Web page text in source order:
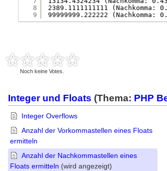
8
9
2389.1111111111 (Nachkomma:
99999999.222222 (Nachkomma:
Noch keine Votes.
Integer und Floats (Thema: PHP
Integer Overflows
Anzahl der Vorkommastellen eines Floats
ermitteln
Anzahl der Nachkommastellen eines
Floats ermitteln (wird angezeigt)